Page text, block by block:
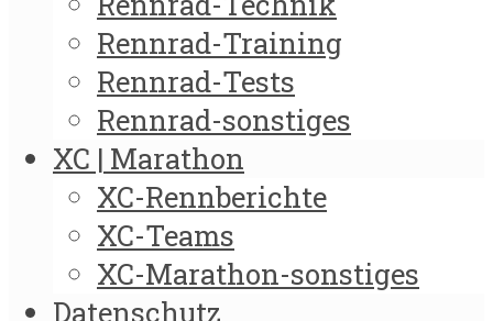
Rennrad-Training
Rennrad-Tests
Rennrad-sonstiges
XC | Marathon
XC-Rennberichte
XC-Teams
XC-Marathon-sonstiges
Datenschutz